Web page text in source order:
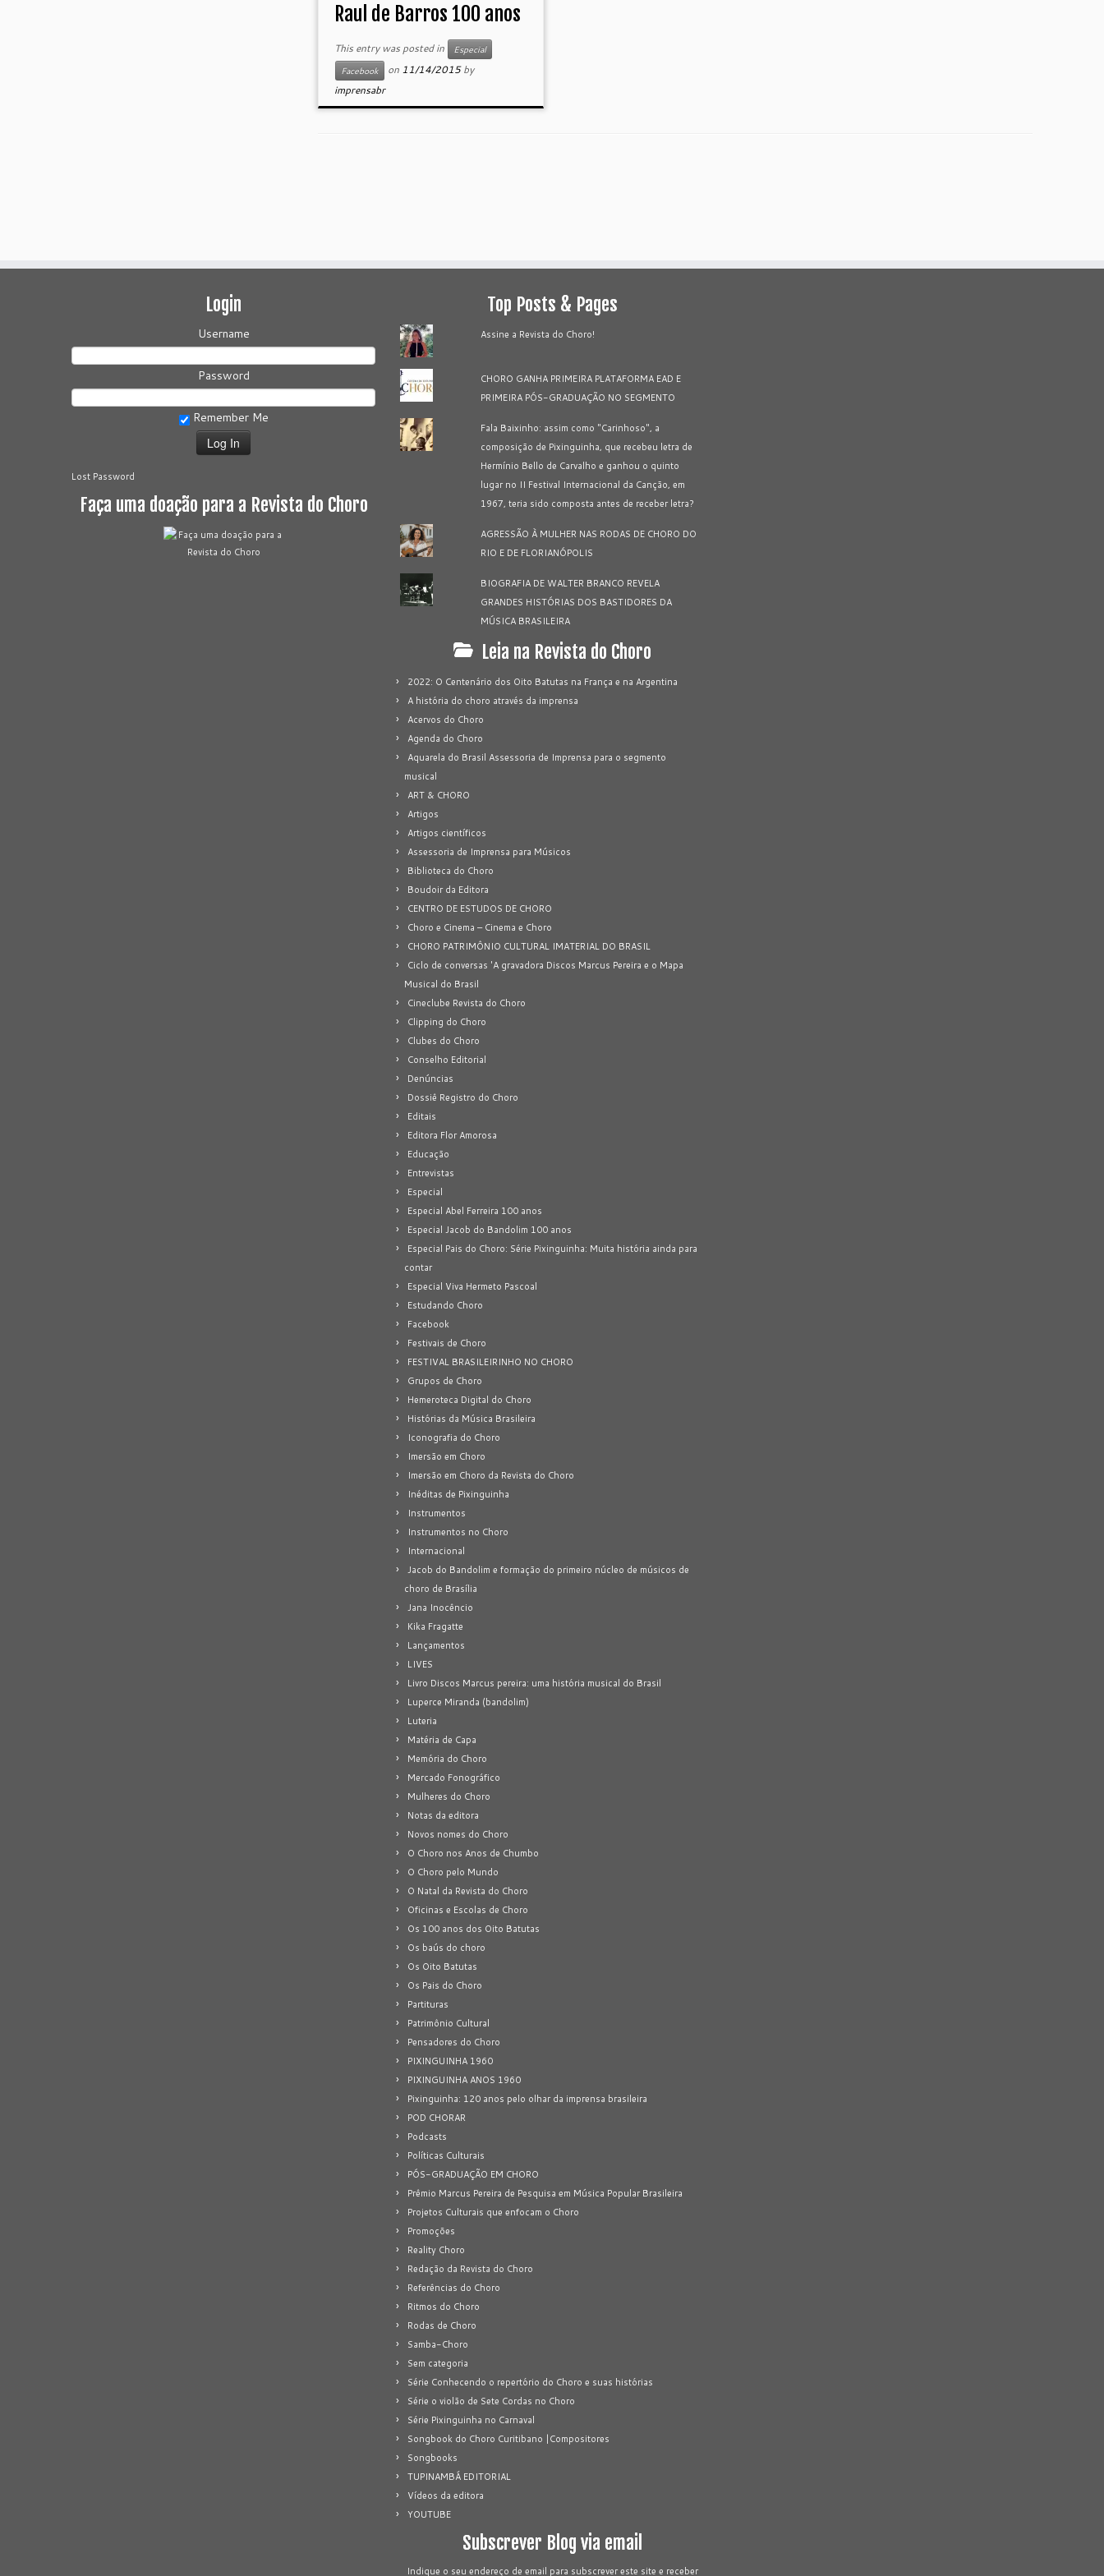
Raul de Barros 100 anos
This entry was posted in
Especial
Facebook
on 11/14/2015 by
imprensabr
Login
Username
Password
Remember Me
Lost Password
Faça uma doação para a Revista do Choro
Top Posts & Pages
Assine a Revista do Choro!
CHORO GANHA PRIMEIRA PLATAFORMA EAD E
PRIMEIRA PÓS-GRADUAÇÃO NO SEGMENTO
Fala Baixinho: assim como "Carinhoso", a
composição de Pixinguinha, que recebeu letra de
Hermínio Bello de Carvalho e ganhou o quinto
lugar no II Festival Internacional da Canção, em
1967, teria sido composta antes de receber letra?
AGRESSÃO À MULHER NAS RODAS DE CHORO DO
RIO E DE FLORIANÓPOLIS
BIOGRAFIA DE WALTER BRANCO REVELA
GRANDES HISTÓRIAS DOS BASTIDORES DA
MÚSICA BRASILEIRA
Leia na Revista do Choro
2022: O Centenário dos Oito Batutas na França e na Argentina
A história do choro através da imprensa
Acervos do Choro
Agenda do Choro
Aquarela do Brasil Assessoria de Imprensa para o segmento
musical
ART & CHORO
Artigos
Artigos científicos
Assessoria de Imprensa para Músicos
Biblioteca do Choro
Boudoir da Editora
CENTRO DE ESTUDOS DE CHORO
Choro e Cinema – Cinema e Choro
CHORO PATRIMÔNIO CULTURAL IMATERIAL DO BRASIL
Ciclo de conversas 'A gravadora Discos Marcus Pereira e o Mapa
Musical do Brasil
Cineclube Revista do Choro
Clipping do Choro
Clubes do Choro
Conselho Editorial
Denúncias
Dossiê Registro do Choro
Editais
Editora Flor Amorosa
Educação
Entrevistas
Especial
Especial Abel Ferreira 100 anos
Especial Jacob do Bandolim 100 anos
Especial Pais do Choro: Série Pixinguinha: Muita história ainda para
contar
Especial Viva Hermeto Pascoal
Estudando Choro
Facebook
Festivais de Choro
FESTIVAL BRASILEIRINHO NO CHORO
Grupos de Choro
Hemeroteca Digital do Choro
Histórias da Música Brasileira
Iconografia do Choro
Imersão em Choro
Imersão em Choro da Revista do Choro
Inéditas de Pixinguinha
Instrumentos
Instrumentos no Choro
Internacional
Jacob do Bandolim e formação do primeiro núcleo de músicos de
choro de Brasília
Jana Inocêncio
Kika Fragatte
Lançamentos
LIVES
Livro Discos Marcus pereira: uma história musical do Brasil
Luperce Miranda (bandolim)
Luteria
Matéria de Capa
Memória do Choro
Mercado Fonográfico
Mulheres do Choro
Notas da editora
Novos nomes do Choro
O Choro nos Anos de Chumbo
O Choro pelo Mundo
O Natal da Revista do Choro
Oficinas e Escolas de Choro
Os 100 anos dos Oito Batutas
Os baús do choro
Os Oito Batutas
Os Pais do Choro
Partituras
Patrimônio Cultural
Pensadores do Choro
PIXINGUINHA 1960
PIXINGUINHA ANOS 1960
Pixinguinha: 120 anos pelo olhar da imprensa brasileira
POD CHORAR
Podcasts
Políticas Culturais
PÓS-GRADUAÇÃO EM CHORO
Prêmio Marcus Pereira de Pesquisa em Música Popular Brasileira
Projetos Culturais que enfocam o Choro
Promoções
Reality Choro
Redação da Revista do Choro
Referências do Choro
Ritmos do Choro
Rodas de Choro
Samba-Choro
Sem categoria
Série Conhecendo o repertório do Choro e suas histórias
Série o violão de Sete Cordas no Choro
Série Pixinguinha no Carnaval
Songbook do Choro Curitibano |Compositores
Songbooks
TUPINAMBÁ EDITORIAL
Vídeos da editora
YOUTUBE
Subscrever Blog via email
Indique o seu endereço de email para subscrever este site e receber